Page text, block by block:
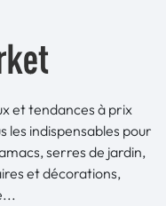
et tendances à prix
les indispensables pour
serres de jardin,
et décorations,